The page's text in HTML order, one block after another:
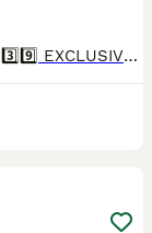
Luxury Puppies Kennel ☎️6️⃣0️⃣4️⃣3️⃣7️⃣0️⃣3️⃣3️⃣9️⃣ EXCLUSIVOS CANICHES TOY .Somos centro canino y asesores caninos .PROFESIONALES 🤝. Todos nuestros cachorros se entregan con contrato y garantías . Luxury Puppies Kennel: Todos nuestros cachorros se entregan con contrato y previa reserva , siempre con garantías víricas y congenitas . Se entregan revisado veterinario * Contrato ,garantías víricas y congénitas 📝 * Cartilla sanitaria 🪪 * Vacunas al día .💉 * Revisión veterinaria 📋 *Informe previo a la entrega por el veterinario y exploración completa de tu cachorro ⛑️ que incluye : ✓collar cachorro 🐕 ✓ correa cachorro .🐕 ✓ juguete cachorro 🐕 correa y collar y jueguete ✓ pasaporte a nombre del nuevo propietario.📘 ✓ chip identificativo. 🏷️ ✓ Bolsa de pienso Tenemos también otras razas .Lulú pomerania ,bichón maltés coreano ,yorshire terrier ,chihuahua,caniches toy y enanos maltipoo apricot . Te buscamos tú cachorro por encargo .Haz tú reserva Pide tu cita📩 en el 604370339 Y dejanos tu contacto ☎️precios desde...Luxury Puppies Kennel ☎️6️⃣0️⃣4️⃣3️⃣7️⃣0️⃣3️⃣3️⃣9️⃣ Somos centro canino y asesores caninos .PROFESIONALES 🤝. Todos nuestros cachorros se entregan con contrato y garantías . Luxury Puppies Kennel: Todos nuestros cachorros se entregan con contrato y previa reserva , siempre con garantías víricas y congenitas . Se entregan revisado veterinario * Contrato ,garantías víricas y congénitas 📝 * Cartilla sanitaria 🪪 * Vacunas al día .💉 * Revisión veterinaria 📋 *Informe previo a la entrega por el veterinario y exploración completa de tu cachorro ⛑️ que incluye : ✓collar cachorro 🐕 ✓ correa cachorro .🐕 ✓ juguete cachorro 🐕 correa y collar y jueguete ✓ pasaporte a nombre del nuevo propietario.📘 ✓ chip identificativo. 🏷️ ✓ Bolsa de pienso Tenemos también otras razas .Lulú pomerania ,bichón maltés coreano ,yorshire terrier ,chihuahua,caniches toy y enanos maltipoo apricot . Te buscamos tú cachorro por encargo .Haz tú reserva Pide tu cita📩 en el 604370339 Y dejanos tu contacto ☎️precios desde...